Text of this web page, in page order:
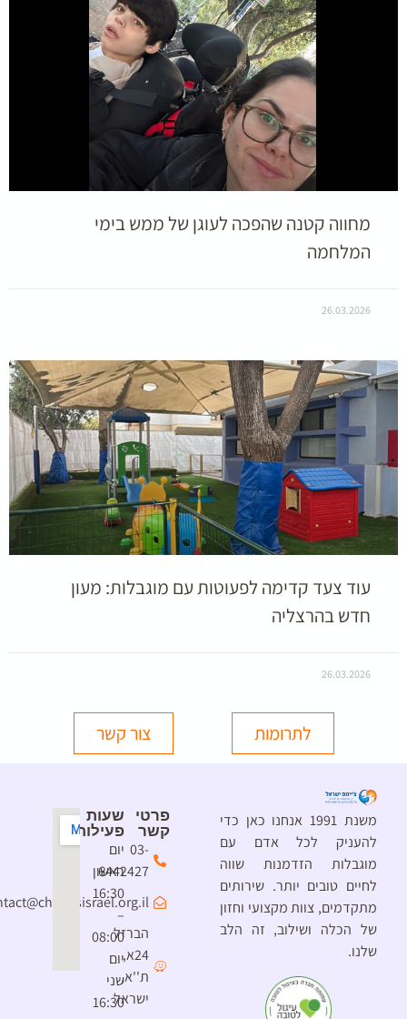
מחווה קטנה שהפכה לעוגן של ממש בימי
המלחמה
26.03.2026
עוד צעד קדימה לפעוטות עם מוגבלות: מעון
חדש בהרצליה
26.03.2026
לתרומות צור קשר
משנת 1991 אנחנו כאן כדי
להעניק לכל אדם עם
מוגבלות הזדמנות שווה
לחיים טובים יותר. שירותים
מתקדמים, צוות מקצועי וחזון
של הכלה ושילוב, זה הלב
שלנו.
פרטי
קשר
03-
6442427
contact@chimesisrael.org.il
הברזל
24א,
ת''א,
ישראל
שעות
פעילות
יום
ראשון
16:30
–
08:00
יום
שני
16:30